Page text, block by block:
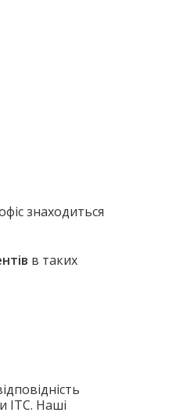
знаходиться
в таких
ITC. Наші